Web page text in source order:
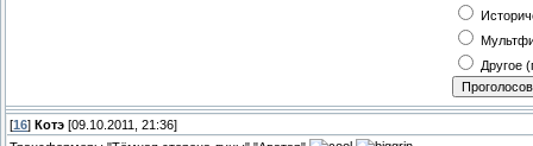
Другое
[16] Котэ [09.10.2011, 21:36]